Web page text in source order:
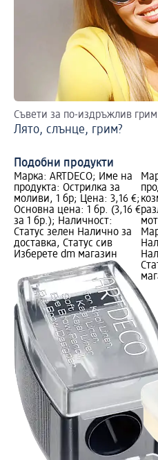
Съвети за по-издръжлив грим
Лято, слънце, грим?
Подобни продукти
Марка: ARTDECO; Име на
продукта: Острилка за
моливи, 1 бр; Цена: 3,16 €;
Основна цена: 1 бр. (3,16 €
за 1 бр.); Наличност:
Статус зелен Налично за
доставка, Статус сив
Изберете dm магазин